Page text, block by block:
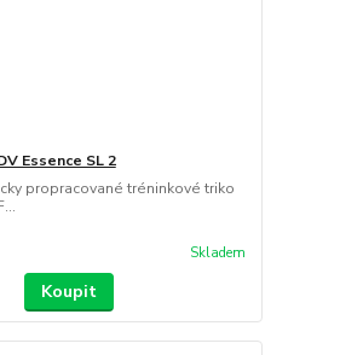
Essence SL 2
propracované tréninkové triko
Skladem
Koupit